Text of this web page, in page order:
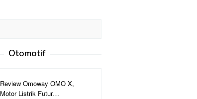
Otomotif
Review Omoway OMO X,
Motor Listrik Futur…